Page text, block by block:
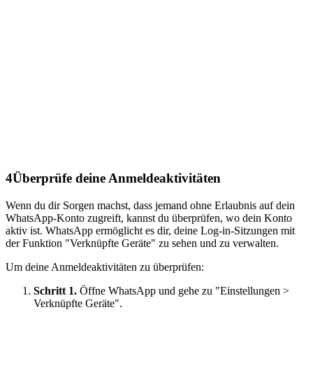
4Überprüfe deine Anmeldeaktivitäten
Wenn du dir Sorgen machst, dass jemand ohne Erlaubnis auf dein
WhatsApp-Konto zugreift, kannst du überprüfen, wo dein Konto
aktiv ist. WhatsApp ermöglicht es dir, deine Log-in-Sitzungen mit
der Funktion "Verknüpfte Geräte" zu sehen und zu verwalten.
Um deine Anmeldeaktivitäten zu überprüfen:
Schritt 1. Öffne WhatsApp und gehe zu "Einstellungen >
Verknüpfte Geräte".